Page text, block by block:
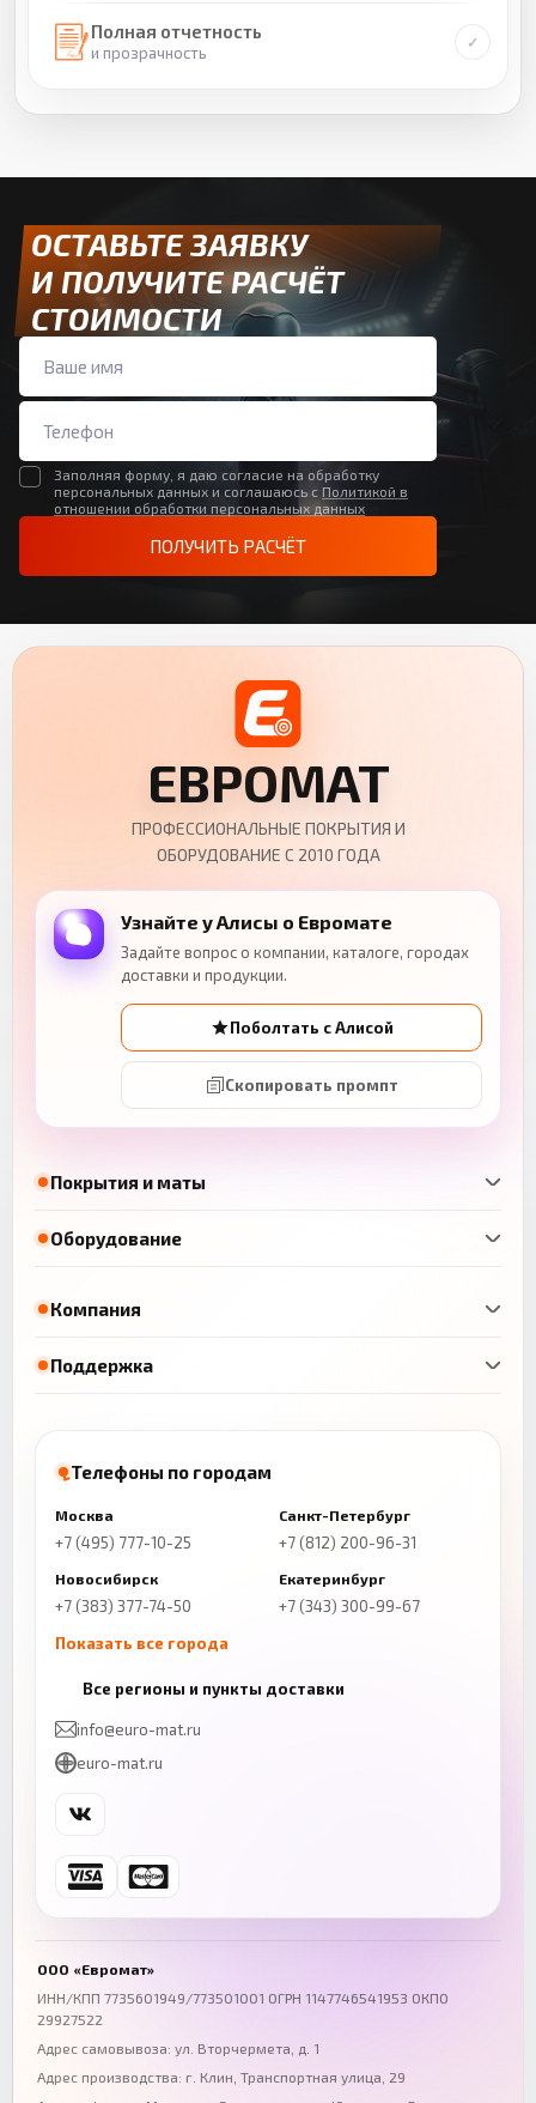
Полная отчетность
и прозрачность
ОСТАВЬТЕ ЗАЯВКУ
И ПОЛУЧИТЕ РАСЧЁТ
СТОИМОСТИ
Заполняя форму, я даю согласие на обработку
персональных данных и соглашаюсь с Политикой в
отношении обработки персональных данных
ПОЛУЧИТЬ РАСЧЁТ
Покрытия и маты
Оборудование
ЕВРОМАТ
ПРОФЕССИОНАЛЬНЫЕ ПОКРЫТИЯ И
ОБОРУДОВАНИЕ С 2010 ГОДА
Узнайте у Алисы о Евромате
Задайте вопрос о компании, каталоге, городах
доставки и продукции.
Поболтать с Алисой
Скопировать промпт
Компания
Поддержка
Телефоны по городам
Москва
+7 (495) 777-10-25
Санкт-Петербург
+7 (812) 200-96-31
Новосибирск
+7 (383) 377-74-50
Екатеринбург
+7 (343) 300-99-67
Показать все города
+7 (843) 206-01-30
Челябинск
+7 (343) 300-99-67
Ростов-на-Дону
+7 (863) 333-50-75
Волгоград
+7 (844) 261-36-12
Омск
Все регионы и пункты доставки
info@euro-mat.ru
euro-mat.ru
ООО «Евромат»
ИНН/КПП 7735601949/773501001 ОГРН 1147746541953 ОКПО
29927522
Адрес самовывоза: ул. Вторчермета, д. 1
Адрес производства: г. Клин, Транспортная улица, 29